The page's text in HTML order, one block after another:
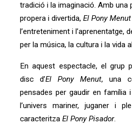
tradició i la imaginació. Amb una
propera i divertida, El Pony Menut
l’entreteniment i l’aprenentatge,
per la música, la cultura i la vida
En aquest espectacle, el grup
disc d’El Pony Menut, una
pensades per gaudir en família
l’univers mariner, juganer i
caracteritza El Pony Pisador.